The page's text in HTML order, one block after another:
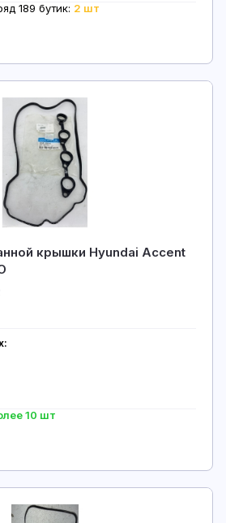
189 бутик: 2 шт
крышки Hyundai Accent
10 шт